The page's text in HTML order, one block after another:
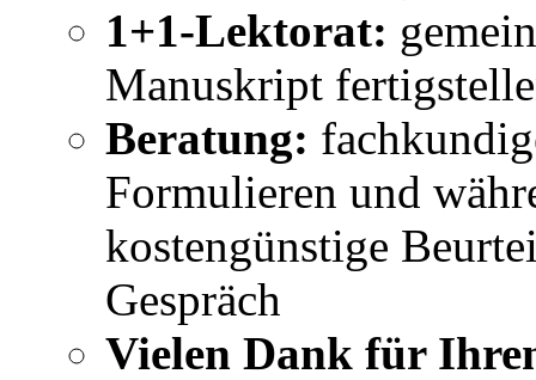
1+1-Lektorat:
Manuskript
Beratung:
Formulieren und
kostengünstige
Gespräch
Vielen Dank für